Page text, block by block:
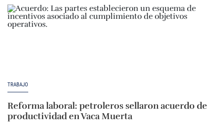
TRABAJO
Reforma laboral: petroleros sellaron acuerdo de
productividad en Vaca Muerta